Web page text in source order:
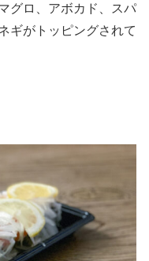
グロ、アボカド、スパ
ギがトッピングされて